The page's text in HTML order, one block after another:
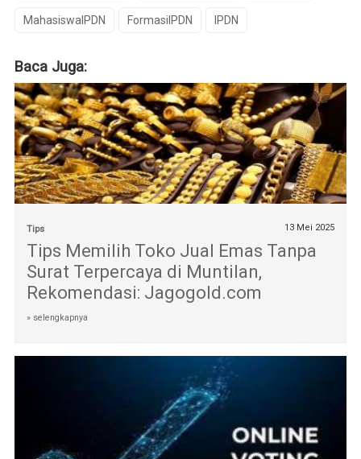
MahasiswaIPDN FormasiIPDN IPDN
Baca Juga:
Tips 13 Mei 2025
Tips Memilih Toko Jual Emas Tanpa
Surat Terpercaya di Muntilan,
Rekomendasi: Jagogold.com
» selengkapnya